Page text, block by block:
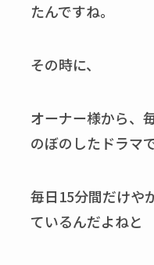
たんですね。
その時に、
オーナー様から、
のぼのしたドラマ
毎日15分間だけや
ているんだよねと